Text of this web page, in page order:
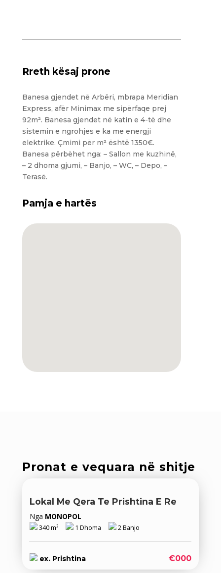
Rreth kësaj prone
Banesa gjendet në Arbëri, mbrapa Meridian
Express, afër Minimax me sipërfaqe prej
92m². Banesa gjendet në katin e 4-të dhe
sistemin e ngrohjes e ka me energji
elektrike. Çmimi për m² është 1350€.
Banesa përbëhet nga: – Sallon me kuzhinë,
– 2 dhoma gjumi, – Banjo, – WC, – Depo, –
Terasë.
Pamja e hartës
Pronat e vequara në shitje
Lokal Me Qera Te Prishtina E Re
Nga MONOPOL
340 m² 1 Dhoma 2 Banjo
ex. Prishtina €000